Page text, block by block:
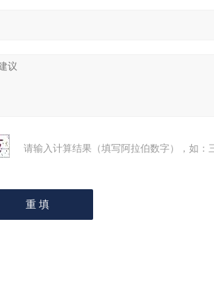
请输入计算结果（填写阿拉伯数字），如：